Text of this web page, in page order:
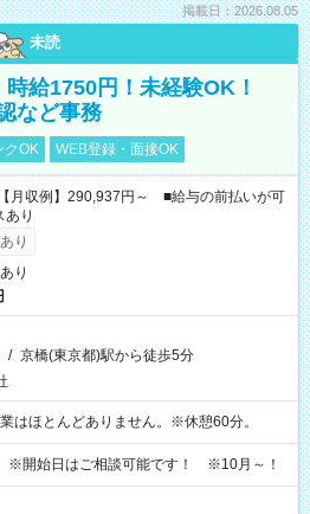
掲載日：2026.08.05
未読
給1750円！未経験OK！
など事務
クOK WEB登録・面接OK
月収例】290,937円～ ■給与の前払いが可
あり
り
り
/ 京橋(東京都)駅から徒歩5分
ほとんどありません。※休憩60分。
※開始日はご相談可能です！ ※10月～！